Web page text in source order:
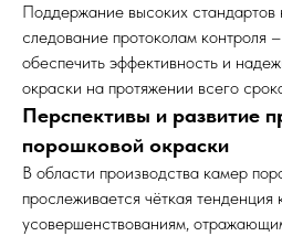
Поддержание высоких стандартов
следование протоколам контроля
обеспечить эффективность и
окраски на протяжении всего
Перспективы и развитие
порошковой окраски
В области производства камер
прослеживается чёткая тенденция
усовершенствованиям,